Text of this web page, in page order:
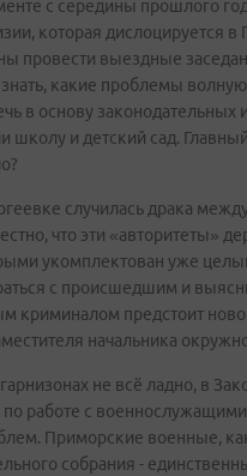
с середины прошлого
которая дислоцируется
провести выездные
какие проблемы
в основу законодательных
школу и детский сад.
случилась драка
что эти «авторитеты»
укомплектован уже
с происшедшим и
криминалом предстоит
начальника
не всё ладно, в
работе с
Приморские военные,
собрания -